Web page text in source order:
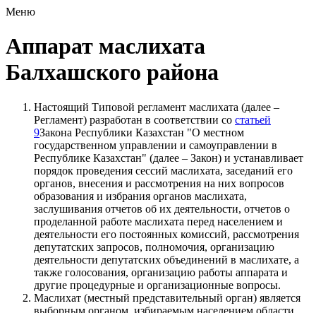
Меню
Аппарат маслихата
Балхашского района
Настоящий Типовой регламент маслихата (далее –
Регламент) разработан в соответствии со статьей
9Закона Республики Казахстан "О местном
государственном управлении и самоуправлении в
Республике Казахстан" (далее – Закон) и устанавливает
порядок проведения сессий маслихата, заседаний его
органов, внесения и рассмотрения на них вопросов
образования и избрания органов маслихата,
заслушивания отчетов об их деятельности, отчетов о
проделанной работе маслихата перед населением и
деятельности его постоянных комиссий, рассмотрения
депутатских запросов, полномочия, организацию
деятельности депутатских объединений в маслихате, а
также голосования, организацию работы аппарата и
другие процедурные и организационные вопросы.
Маслихат (местный представительный орган) является
выборным органом, избираемым населением области,